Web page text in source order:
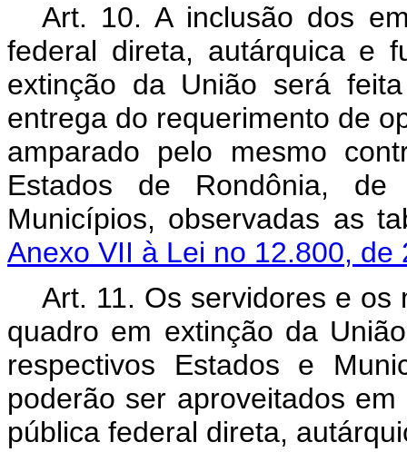
Art. 10. A inclusão dos
federal direta, autárquica e
extinção da União será
entrega do requerimento de
amparado pelo mesmo
Estados de Rondônia,
Municípios, observadas as
Anexo VII à Lei no 12.800, de
Art. 11. Os servidores e os
quadro em extinção da
respectivos Estados e
poderão ser aproveitados
pública federal direta,